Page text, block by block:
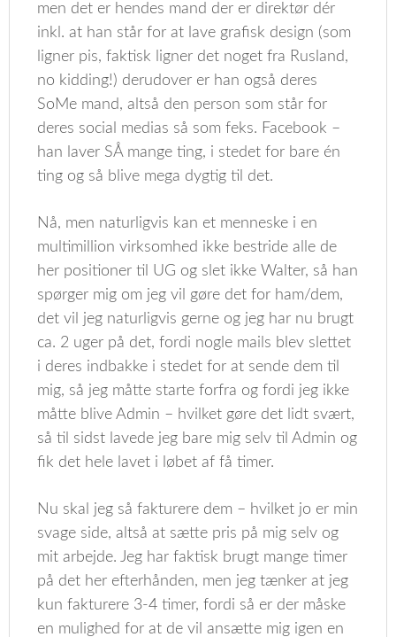
men det er hendes mand der er direktør dér
inkl. at han står for at lave grafisk design (som
ligner pis, faktisk ligner det noget fra Rusland,
no kidding!) derudover er han også deres
SoMe mand, altså den person som står for
deres social medias så som feks. Facebook –
han laver SÅ mange ting, i stedet for bare én
ting og så blive mega dygtig til det.
Nå, men naturligvis kan et menneske i en
multimillion virksomhed ikke bestride alle de
her positioner til UG og slet ikke Walter, så han
spørger mig om jeg vil gøre det for ham/dem,
det vil jeg naturligvis gerne og jeg har nu brugt
ca. 2 uger på det, fordi nogle mails blev slettet
i deres indbakke i stedet for at sende dem til
mig, så jeg måtte starte forfra og fordi jeg ikke
måtte blive Admin – hvilket gøre det lidt svært,
så til sidst lavede jeg bare mig selv til Admin og
fik det hele lavet i løbet af få timer.
Nu skal jeg så fakturere dem – hvilket jo er min
svage side, altså at sætte pris på mig selv og
mit arbejde. Jeg har faktisk brugt mange timer
på det her efterhånden, men jeg tænker at jeg
kun fakturere 3-4 timer, fordi så er der måske
en mulighed for at de vil ansætte mig igen en